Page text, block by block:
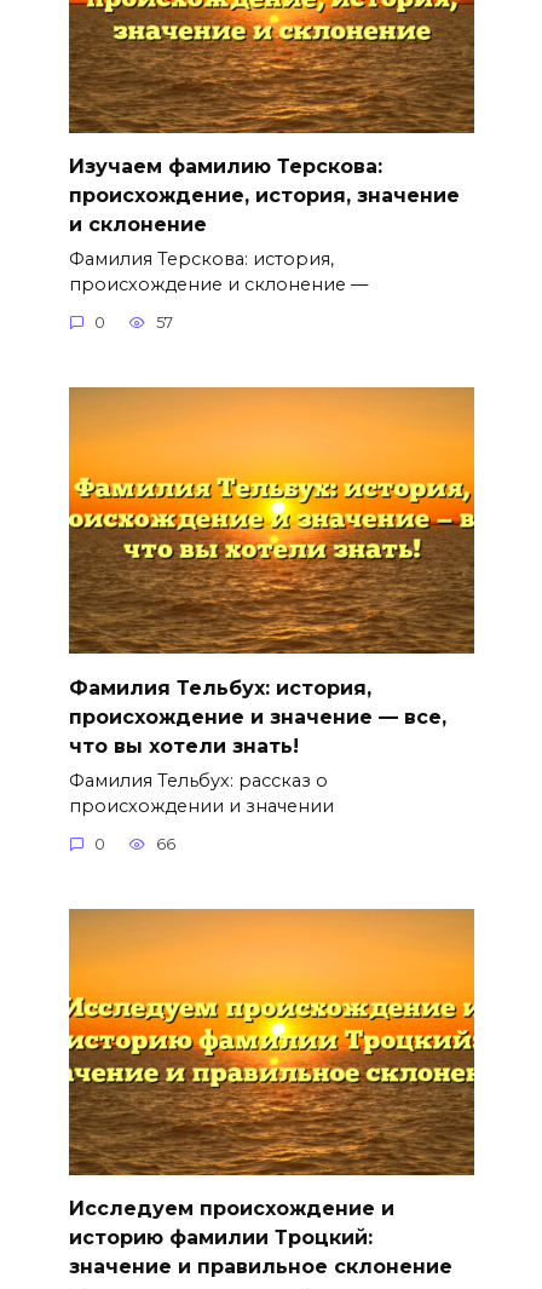
Изучаем фамилию Терскова:
происхождение, история, значение
и склонение
Фамилия Терскова: история,
происхождение и склонение —
0 57
Фамилия Тельбух: история,
происхождение и значение — все,
что вы хотели знать!
Фамилия Тельбух: рассказ о
происхождении и значении
0 66
Исследуем происхождение и
историю фамилии Троцкий:
значение и правильное склонение